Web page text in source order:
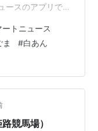
ースのアプリで10
ソイジョイ）黒
までで、商品の
ファミリーマー
大塚製薬
。 今回はこれを
ートニュース
ま #白あん
競馬場）